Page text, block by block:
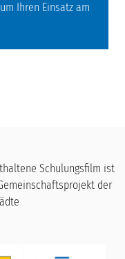
Ihren Einsatz am
Schulungsfilm ist
der